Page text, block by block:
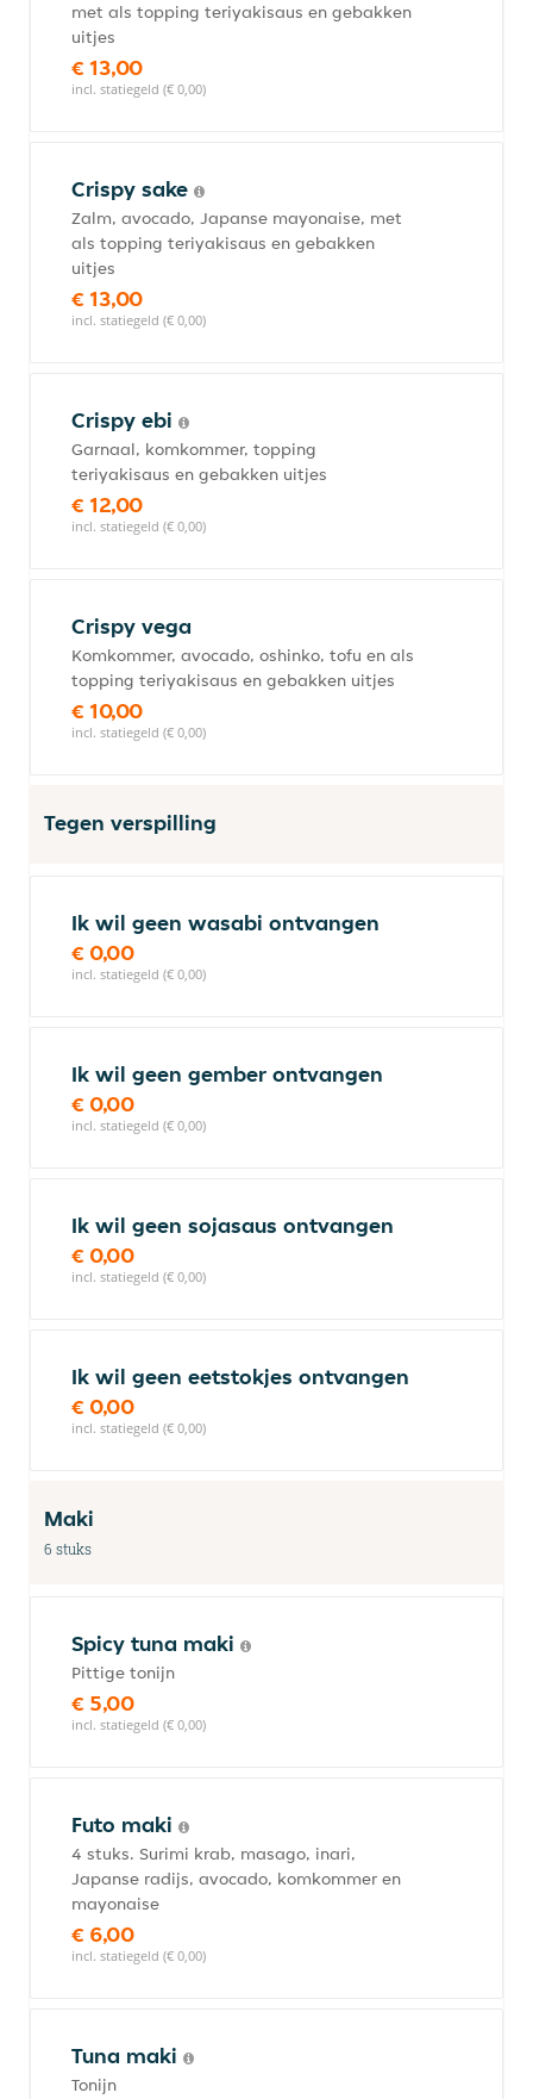
met als topping teriyakisaus en gebakken
uitjes
€ 13,00
incl. statiegeld (€ 0,00)
Crispy sake
Zalm, avocado, Japanse mayonaise, met
als topping teriyakisaus en gebakken
uitjes
€ 13,00
incl. statiegeld (€ 0,00)
Crispy ebi
Garnaal, komkommer, topping
teriyakisaus en gebakken uitjes
€ 12,00
incl. statiegeld (€ 0,00)
Crispy vega
Komkommer, avocado, oshinko, tofu en als
topping teriyakisaus en gebakken uitjes
€ 10,00
incl. statiegeld (€ 0,00)
Tegen verspilling
Ik wil geen wasabi ontvangen
€ 0,00
incl. statiegeld (€ 0,00)
Ik wil geen gember ontvangen
€ 0,00
incl. statiegeld (€ 0,00)
Ik wil geen sojasaus ontvangen
€ 0,00
incl. statiegeld (€ 0,00)
Ik wil geen eetstokjes ontvangen
€ 0,00
incl. statiegeld (€ 0,00)
Maki
6 stuks
Spicy tuna maki
Pittige tonijn
€ 5,00
incl. statiegeld (€ 0,00)
Futo maki
4 stuks. Surimi krab, masago, inari,
Japanse radijs, avocado, komkommer en
mayonaise
€ 6,00
incl. statiegeld (€ 0,00)
Tuna maki
Tonijn